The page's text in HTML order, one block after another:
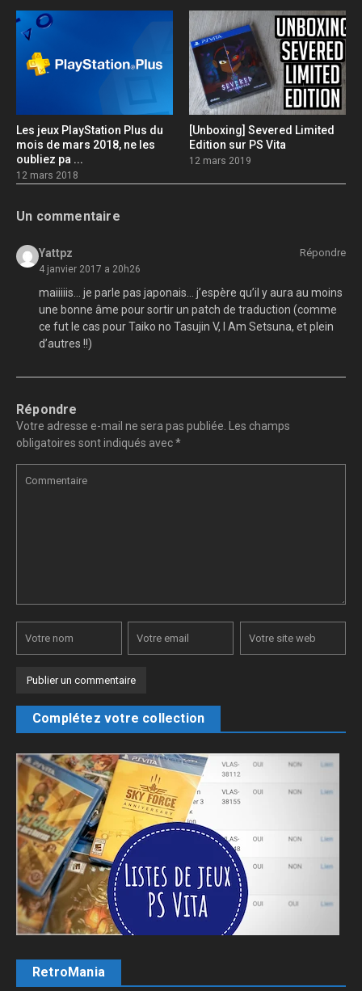
Les jeux PlayStation Plus du
mois de mars 2018, ne les
oubliez pa ...
12 mars 2018
[Unboxing] Severed Limited
Edition sur PS Vita
12 mars 2019
Un commentaire
Yattpz
4 janvier 2017 a 20h26
Répondre
maiiiiis… je parle pas japonais… j’espère qu’il y aura au moins
une bonne âme pour sortir un patch de traduction (comme
ce fut le cas pour Taiko no Tasujin V, I Am Setsuna, et plein
d’autres !!)
Répondre
Votre adresse e-mail ne sera pas publiée.
Les champs
obligatoires sont indiqués avec*
Complétez votre collection
RetroMania